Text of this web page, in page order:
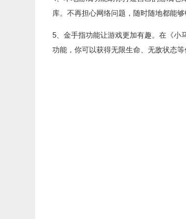
库。不再担心网络问题，随时随地都能够
5、金手指功能让游戏更加有趣。在《小
功能，你可以获得无限生命、无敌状态等